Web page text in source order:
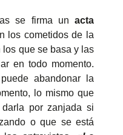
se firma un acta
los cometidos de la
que se basa y las
en todo momento.
abandonar la
lo mismo que
por zanjada si
o que se está